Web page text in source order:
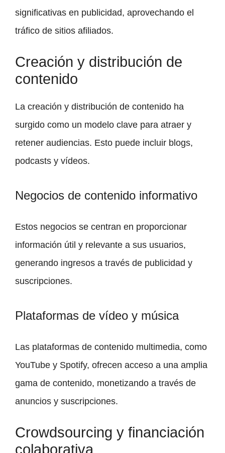
significativas en publicidad, aprovechando el
tráfico de sitios afiliados.
Creación y distribución de
contenido
La creación y distribución de contenido ha
surgido como un modelo clave para atraer y
retener audiencias. Esto puede incluir blogs,
podcasts y vídeos.
Negocios de contenido informativo
Estos negocios se centran en proporcionar
información útil y relevante a sus usuarios,
generando ingresos a través de publicidad y
suscripciones.
Plataformas de vídeo y música
Las plataformas de contenido multimedia, como
YouTube y Spotify, ofrecen acceso a una amplia
gama de contenido, monetizando a través de
anuncios y suscripciones.
Crowdsourcing y financiación
colaborativa